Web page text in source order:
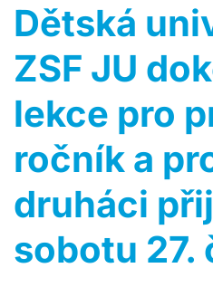
Dětská
ZSF JU
lekce pro
ročník a
druháci
sobotu 27.